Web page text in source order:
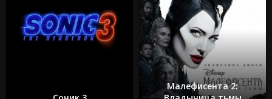
Супер Майк: Последний танец
Крушение
Охотники за привидениями: Леденящий ужас
Кокаиновый медведь
Из моего окна 3: Новая встреча
Достать ножи 2: Стеклянная луковица
Малефисента 2: